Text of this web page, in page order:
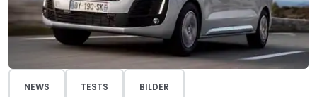
NEWS TESTS BILDER